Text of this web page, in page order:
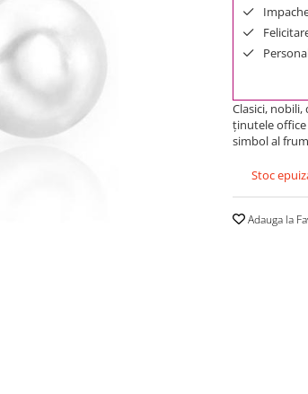
Clasici,
ţinutele office
simbol al
Stoc
Adauga la